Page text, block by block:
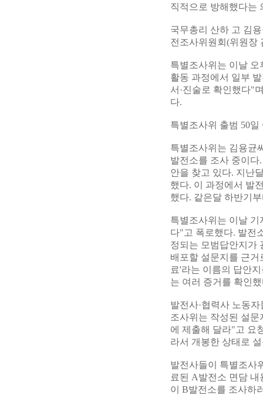
직적으로 방해했다는
국무총리 산하 고 김
전조사위원회(위원장
특별조사위는 이날
활동 과정에서 일부
서·진술로 확인했다"
다.
특별조사위 출범 50
특별조사위는 김용균
발전소를 조사 중이다
안을 찾고 있다. 지난
했다. 이 과정에서 발
했다. 같은달 하반기
특별조사위는 이날 기
다"고 폭로했다. 발전
정되는 모범답안지가
배포할 설문지를 근
료'라는 이름의 답안
는 여러 증거를 확인
발전사·협력사 노동
조사위는 작성된 설
에 제출해 달라"고 요
라서 개봉한 상태로
발전사들이 특별조사
료된 A발전소 면담
이 B발전소를 조사하